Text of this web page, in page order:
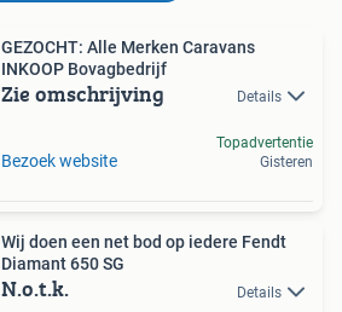
GEZOCHT: Alle Merken Caravans
INKOOP Bovagbedrijf
Zie omschrijving Details
Bezoek website
Topadvertentie
Gisteren
Wij doen een net bod op iedere Fendt
Diamant 650 SG
N.o.t.k. Details